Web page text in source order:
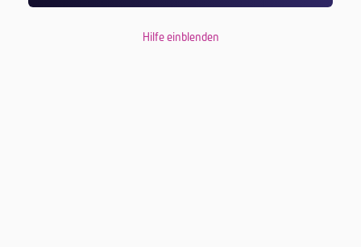
Hilfe einblenden